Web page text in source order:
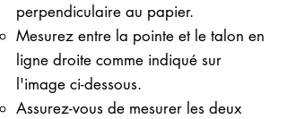
perpendiculaire au papier.
Mesurez entre la pointe et le talon en
ligne droite comme indiqué sur
l'image ci-dessous.
Assurez-vous de mesurer les deux